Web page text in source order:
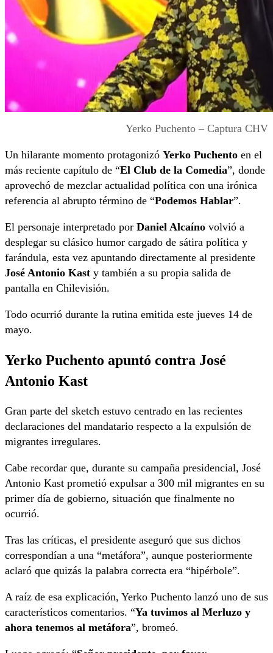
Yerko Puchento – Captura CHV
Un hilarante momento protagonizó Yerko Puchento en el
más reciente capítulo de “El Club de la Comedia”, donde
aprovechó de mezclar actualidad política con una irónica
referencia al abrupto término de “Podemos Hablar”.
El personaje interpretado por Daniel Alcaíno volvió a
desplegar su clásico humor cargado de sátira política y
farándula, esta vez apuntando directamente al presidente
José Antonio Kast y también a su propia salida de
pantalla en Chilevisión.
Todo ocurrió durante la rutina emitida este jueves 14 de
mayo.
Yerko Puchento apuntó contra José
Antonio Kast
Gran parte del sketch estuvo centrado en las recientes
declaraciones del mandatario respecto a la expulsión de
migrantes irregulares.
Cabe recordar que, durante su campaña presidencial, José
Antonio Kast prometió expulsar a 300 mil migrantes en su
primer día de gobierno, situación que finalmente no
ocurrió.
Tras las críticas, el presidente aseguró que sus dichos
correspondían a una “metáfora”, aunque posteriormente
aclaró que quizás la palabra correcta era “hipérbole”.
A raíz de esa explicación, Yerko Puchento lanzó uno de sus
característicos comentarios. “Ya tuvimos al Merluzo y
ahora tenemos al metáfora”, bromeó.